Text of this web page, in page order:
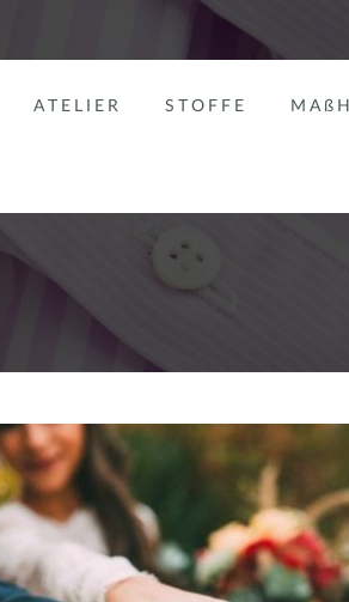
ATELIER STOFFE